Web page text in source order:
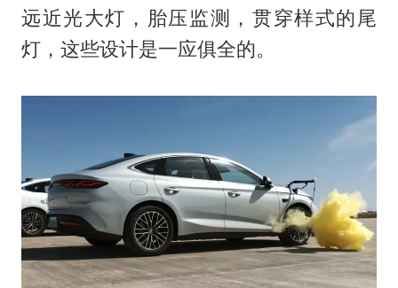
远近光大灯，胎压监测，贯穿样式的尾
灯，这些设计是一应俱全的。